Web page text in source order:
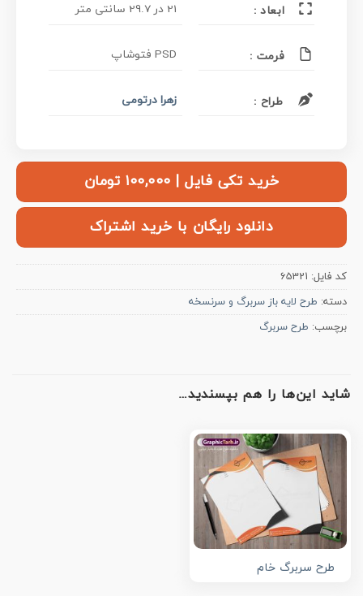
ابعاد : 21 در 29.7 سانتی متر
فرمت : PSD فتوشاپ
طراح : زهرا درتومی
خرید تکی فایل | ۱۰۰,۰۰۰ تومان
دانلود رایگان با خرید اشتراک
کد فایل: 65321
دسته: طرح لایه باز سربرگ و سرنسخه
برچسب: طرح سربرگ
شاید این‌ها را هم بپسندید…
طرح سربرگ خام